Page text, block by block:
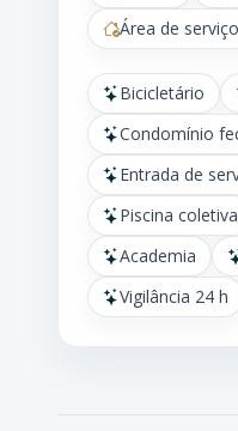
Área de serviço
Bicicletário
Condomínio
Entrada de
Piscina coletiva
Academia
Vigilância 24 h